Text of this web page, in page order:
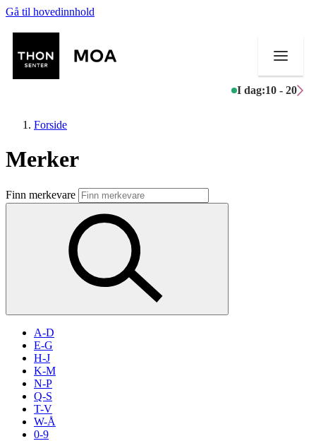
Gå til hovedinnhold
I dag:10 - 20
Butikker
Mat og drikke
Aktiviteter
Inspirasjon
Søk
Forside
Merker
Finn merkevare
A-D
E-G
H-J
K-M
N-P
Q-S
T-V
W-Å
0-9